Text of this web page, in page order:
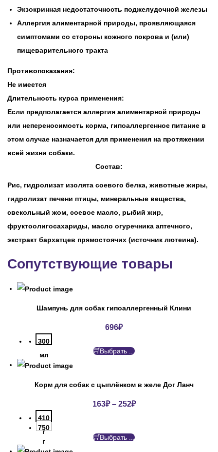
Экзокринная недостаточность поджелудочной железы
Аллергия алиментарной природы, проявляющаяся
симптомами со стороны кожного покрова и (или)
пищеварительного тракта
Противопоказания:
Не имеется
Длительность курса применения:
Если предполагается аллергия алиментарной природы
или непереносимость корма, гипоаллергенное питание в
этом случае назначается для применения на протяжении
всей жизни собаки.
Состав:
Рис, гидролизат изолята соевого белка, животные жиры,
гидролизат печени птицы, минеральные вещества,
свекольный жом, соевое масло, рыбий жир,
фруктоолигосахариды, масло огуречника аптечного,
экстракт бархатцев прямостоячих (источник лютеина).
Сопутствующие товары
Шампунь для собак гипоаллергенный Клини
696₽
300
мл
Выбрать ...
Корм для собак с цыплёнком в желе Дог Ланч
163₽– 252₽
410
г
750
г
Выбрать ...